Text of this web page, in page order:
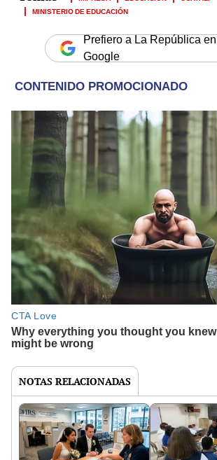
MINISTERIO DE EDUCACIÓN
Prefiero a La República en
Google
NOTAS RELACIONADAS